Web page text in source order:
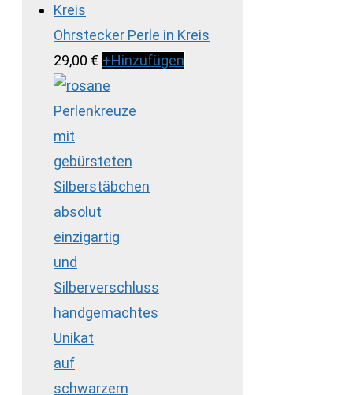
Ohrstecker Perle in Kreis
29,00 € +Hinzufügen